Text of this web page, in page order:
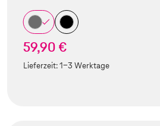
59,90 €
Lieferzeit:1-3 Werktage